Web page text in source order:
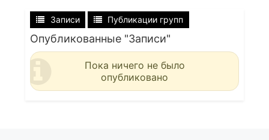
Записи Публикации групп
Опубликованные "Записи"
Пока ничего не было
опубликовано